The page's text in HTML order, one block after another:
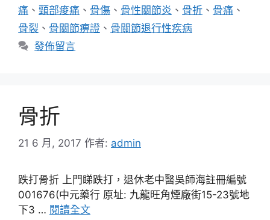
痛 、 頸部痠痛 、 骨傷 、 骨性關節炎 、 骨折 、 骨痛 、
骨裂 、 骨關節痹證 、 骨關節退行性疾病
發佈留言
骨折
21 6 月, 2017 作者: admin
跌打骨折 上門睇跌打，退休老中醫吳師海註冊編號
001676(中元藥行 原址: 九龍旺角煙廠街15-23號地
下3 … 閱讀全文